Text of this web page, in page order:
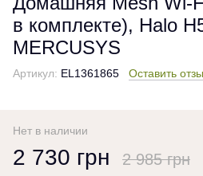
в комплекте), Halo
MERCUSYS
Артикул: EL1361865 Оставить
Нет в наличии
2 730 грн 2 985 грн